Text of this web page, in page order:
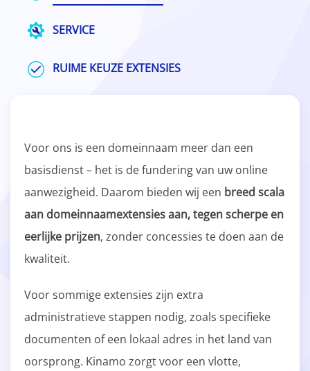
SERVICE
RUIME KEUZE EXTENSIES
Voor ons is een domeinnaam meer dan een
basisdienst – het is de fundering van uw online
aanwezigheid. Daarom bieden wij een breed scala
aan domeinnaamextensies aan, tegen scherpe en
eerlijke prijzen, zonder concessies te doen aan de
kwaliteit.
Voor sommige extensies zijn extra
administratieve stappen nodig, zoals specifieke
documenten of een lokaal adres in het land van
oorsprong. Kinamo zorgt voor een vlotte,